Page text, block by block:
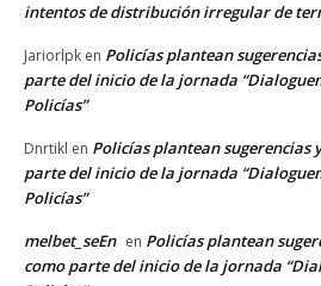
intentos de distribución irregular de
Jariorlpk en Policías plantean
parte del inicio de la jornada
Policías”
Dnrtikl en Policías plantean sugerencias
parte del inicio de la jornada
Policías”
melbet_seEn en Policías plantean
como parte del inicio de la jornada